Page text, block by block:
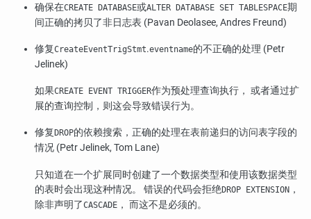
确保在CREATE DATABASE或ALTER DATABASE SET TABLESPACE期
间正确的拷贝了非日志表 (Pavan Deolasee, Andres Freund)
修复CreateEventTrigStmt.eventname的不正确的处理 (Petr
Jelinek)
如果CREATE EVENT TRIGGER作为预处理查询执行， 或者通过扩
展的查询控制，则这会导致错误行为。
修复 DROP的依赖搜索，正确的处理在表前递归的访问表字段的
情况 (Petr Jelinek, Tom Lane)
只知道在一个扩展同时创建了一个数据类型和使用该数据类型
的表时会出现这种情况。 错误的代码会拒绝DROP EXTENSION ，
除非声明了CASCADE ， 而这不是必须的。